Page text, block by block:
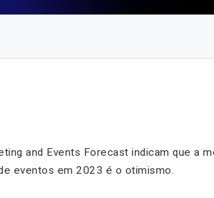
and Events Forecast indicam que a
eventos em 2023 é o otimismo.